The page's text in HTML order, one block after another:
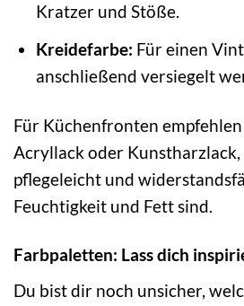
Kratzer und Stöße.
Kreidefarbe: Für einen
anschließend versiegelt
Für Küchenfronten
Acryllack oder Kunstharzlack,
pflegeleicht und
Feuchtigkeit und Fett sind.
Farbpaletten: Lass dich
Du bist dir noch unsicher,